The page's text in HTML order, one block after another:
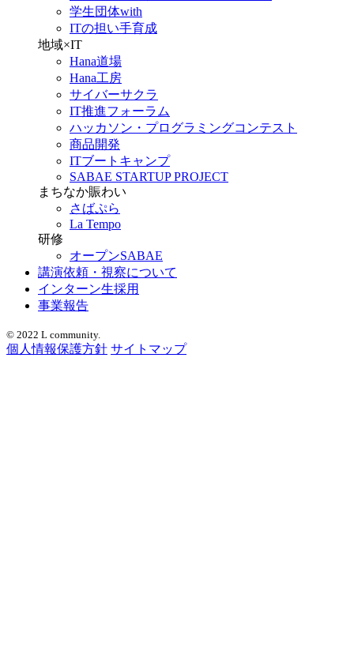
学生団体with
ITの担い手育成
地域×IT
Hana道場
Hana工房
サイバーサクラ
IT推進フォーラム
ハッカソン・プログラミングコンテスト
商品開発
ITブートキャンプ
SABAE STARTUP PROJECT
まちなか賑わい
さばぷら
La Tempo
研修
オープンSABAE
講演依頼・視察について
インターン生採用
事業報告
© 2022 L community.
個人情報保護方針 サイトマップ